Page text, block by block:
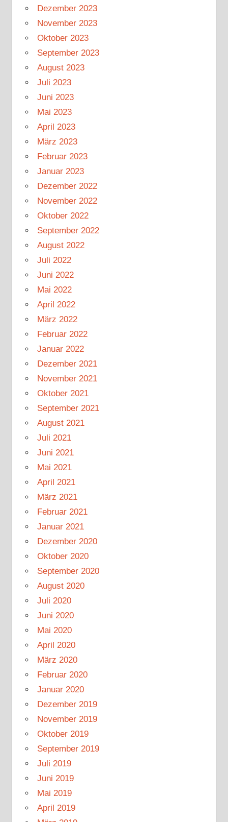
Dezember 2023
November 2023
Oktober 2023
September 2023
August 2023
Juli 2023
Juni 2023
Mai 2023
April 2023
März 2023
Februar 2023
Januar 2023
Dezember 2022
November 2022
Oktober 2022
September 2022
August 2022
Juli 2022
Juni 2022
Mai 2022
April 2022
März 2022
Februar 2022
Januar 2022
Dezember 2021
November 2021
Oktober 2021
September 2021
August 2021
Juli 2021
Juni 2021
Mai 2021
April 2021
März 2021
Februar 2021
Januar 2021
Dezember 2020
Oktober 2020
September 2020
August 2020
Juli 2020
Juni 2020
Mai 2020
April 2020
März 2020
Februar 2020
Januar 2020
Dezember 2019
November 2019
Oktober 2019
September 2019
Juli 2019
Juni 2019
Mai 2019
April 2019